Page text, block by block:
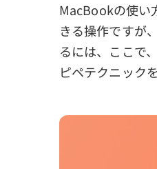
MacBookの使い
きる操作ですが
るには、ここで
ピペテクニック